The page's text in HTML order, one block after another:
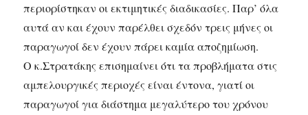
περιορίστηκαν οι εκτιμητικές διαδικασίες. Παρ’ όλα
αυτά αν και έχουν παρέλθει σχεδόν τρεις μήνες οι
παραγωγοί δεν έχουν πάρει καμία αποζημίωση.
Ο κ.Στρατάκης επισημαίνει ότι τα προβλήματα στις
αμπελουργικές περιοχές είναι έντονα, γιατί οι
παραγωγοί για διάστημα μεγαλύτερο του χρόνου